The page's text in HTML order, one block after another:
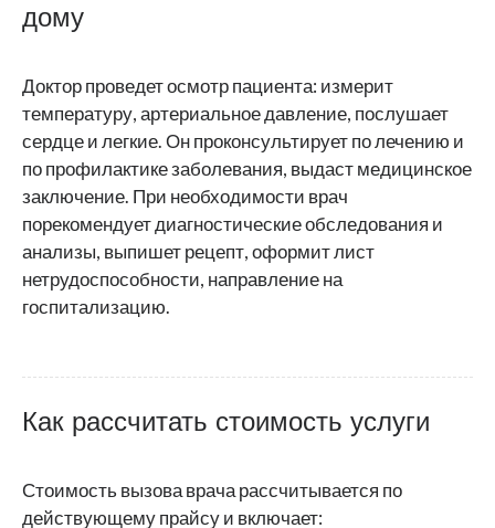
дому
Доктор проведет осмотр пациента: измерит
температуру, артериальное давление, послушает
сердце и легкие. Он проконсультирует по лечению и
по профилактике заболевания, выдаст медицинское
заключение. При необходимости врач
порекомендует диагностические обследования и
анализы, выпишет рецепт, оформит лист
нетрудоспособности, направление на
госпитализацию.
Как рассчитать стоимость услуги
Стоимость вызова врача рассчитывается по
действующему прайсу и включает: